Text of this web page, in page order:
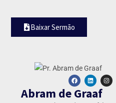
Baixar Sermão
Abram de Graaf